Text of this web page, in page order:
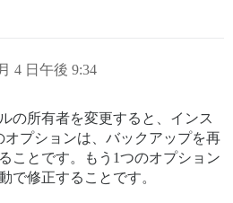
4 日午後 9:34
の所有者を変更すると、インス
オプションは、バックアップを再
ことです。もう1つのオプション
で修正することです。